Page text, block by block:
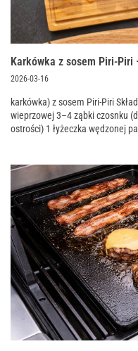
Karkówka z sosem Piri-
2026-03-16
karkówka) z sosem Piri-Piri Składniki – mięso
wieprzowej 3–4 ząbki czosnku (drobno starte) 1–2 papryczki chili (ilość wg